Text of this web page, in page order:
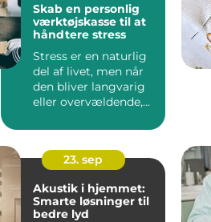
Skab en personlig
værktøjskasse til at
håndtere stress
Stress er en naturlig
del af livet, men når
den bliver langvarig
eller overvældende,
23. sep
Akustik i hjemmet:
Smarte løsninger til
bedre lyd